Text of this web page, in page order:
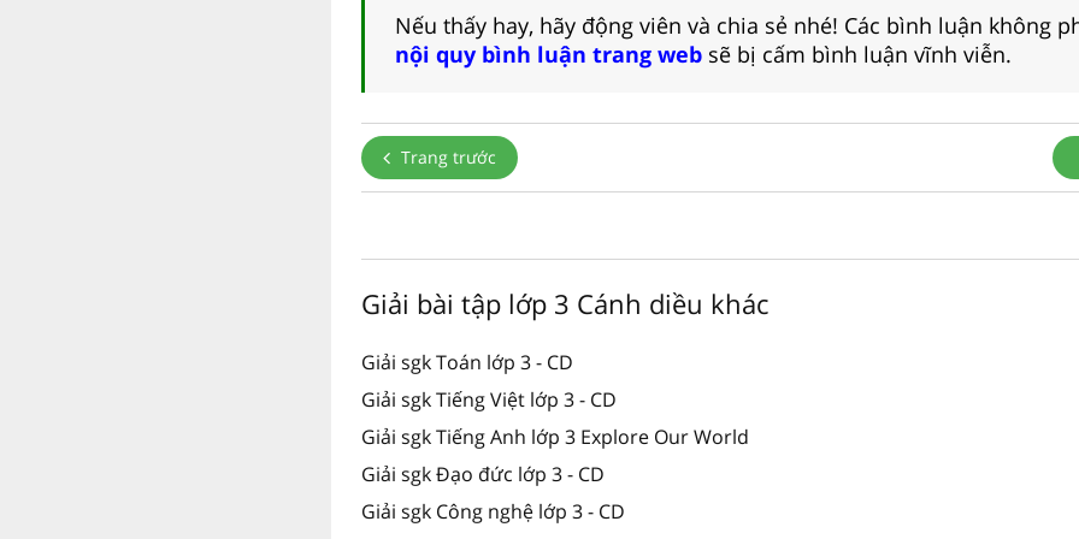
Nếu thấy hay, hãy động viên và chia sẻ nhé! Các bình luận không
nội quy bình luận trang web sẽ bị cấm bình luận vĩnh viễn.
Trang trước
Giải bài tập lớp 3 Cánh diều khác
Giải sgk Toán lớp 3 - CD
Giải sgk Tiếng Việt lớp 3 - CD
Giải sgk Tiếng Anh lớp 3 Explore Our World
Giải sgk Đạo đức lớp 3 - CD
Giải sgk Công nghệ lớp 3 - CD